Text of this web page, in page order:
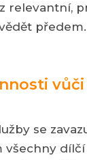
relevantní,
předem.
se
všechny dílčí